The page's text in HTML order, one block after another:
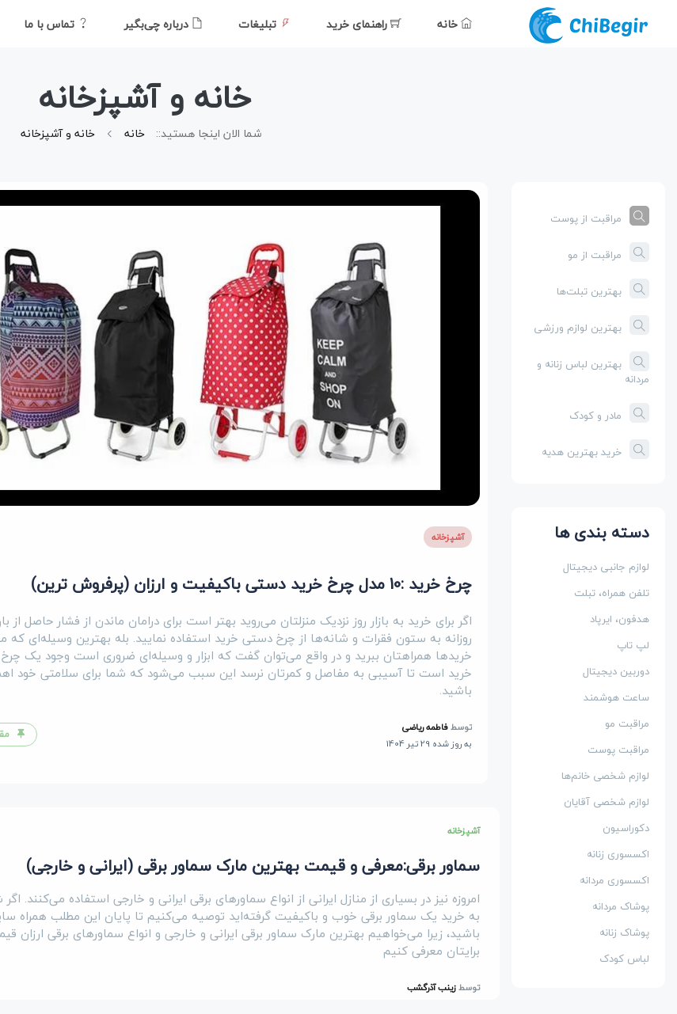
خانه راهنمای خرید تبلیغات درباره چی‌بگیر تماس با ما
خانه و آشپزخانه
شما الان اینجا هستید:: خانه خانه و آشپزخانه
مراقبت از پوست
مراقبت از مو
بهترین تبلت‌ها
بهترین لوازم ورزشی
بهترین لباس زنانه و
مردانه
مادر و کودک
خرید بهترین هدیه
دسته بندی ها
لوازم جانبی دیجیتال
تلفن همراه، تبلت
هدفون، ایرپاد
لپ تاپ
دوربین دیجیتال
ساعت هوشمند
مراقبت مو
مراقبت پوست
لوازم شخصی خانم‌ها
لوازم شخصی آقایان
دکوراسیون
اکسسوری زنانه
اکسسوری مردانه
پوشاک مردانه
پوشاک زنانه
لباس کودک
آشپزخانه
چرخ خرید :10 مدل چرخ خرید دستی باکیفیت و ارزان (پرفروش ترین)
اگر برای خرید به بازار روز نزدیک منزلتان می‌روید بهتر است برای درامان ماندن از فشار حاصل از
روزانه به ستون فقرات و شانه‌ها از چرخ دستی خرید استفاده نمایید. بله بهترین وسیله‌ای که
خریدها همراهتان ببرید و در واقع می‌توان گفت که ابزار و وسیله‌ای ضروری است وجود یک
خرید است تا آسیبی به مفاصل و کمرتان نرسد این سبب می‌شود که شما برای سلامتی خود
باشید.
توسطفاطمه ریاضی
به روز شده 29 تیر 1404
آشپزخانه
سماور برقی:معرفی و قیمت بهترین مارک سماور برقی (ایرانی و خارجی)
امروزه نیز در بسیاری از منازل ایرانی از انواع سماورهای برقی ایرانی و خارجی استفاده می‌کنند‌.
به خرید یک سماور برقی خوب و باکیفیت گرفته‌اید توصیه می‌کنیم تا پایان این مطلب همراه
باشید، زیرا می‌خواهیم بهترین مارک سماور برقی ایرانی و خارجی و انواع سماورهای برقی ارزان
برایتان معرفی کنیم
توسطزینب آذرگشب